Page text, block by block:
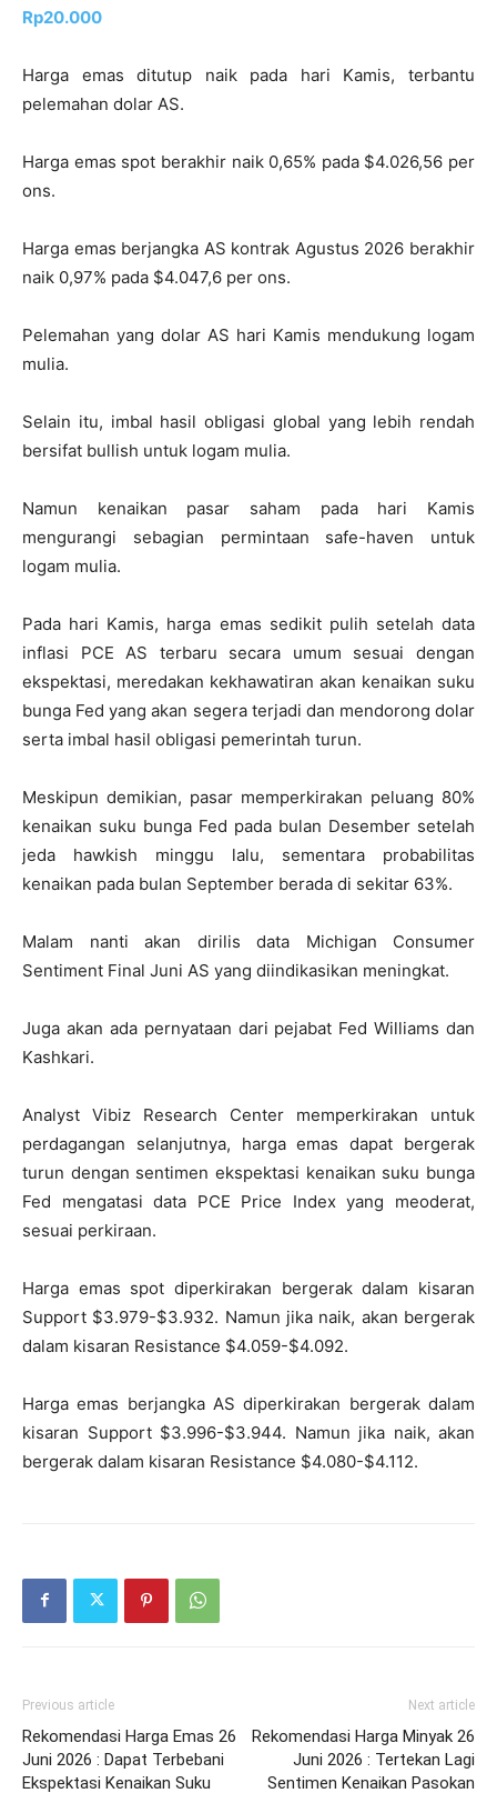
Rp20.000
Harga emas ditutup naik pada hari Kamis, terbantu
pelemahan dolar AS.
Harga emas spot berakhir naik 0,65% pada $4.026,56 per
ons.
Harga emas berjangka AS kontrak Agustus 2026 berakhir
naik 0,97% pada $4.047,6 per ons.
Pelemahan yang dolar AS hari Kamis mendukung logam
mulia.
Selain itu, imbal hasil obligasi global yang lebih rendah
bersifat bullish untuk logam mulia.
Namun kenaikan pasar saham pada hari Kamis
mengurangi sebagian permintaan safe-haven untuk
logam mulia.
Pada hari Kamis, harga emas sedikit pulih setelah data
inflasi PCE AS terbaru secara umum sesuai dengan
ekspektasi, meredakan kekhawatiran akan kenaikan suku
bunga Fed yang akan segera terjadi dan mendorong dolar
serta imbal hasil obligasi pemerintah turun.
Meskipun demikian, pasar memperkirakan peluang 80%
kenaikan suku bunga Fed pada bulan Desember setelah
jeda hawkish minggu lalu, sementara probabilitas
kenaikan pada bulan September berada di sekitar 63%.
Malam nanti akan dirilis data Michigan Consumer
Sentiment Final Juni AS yang diindikasikan meningkat.
Juga akan ada pernyataan dari pejabat Fed Williams dan
Kashkari.
Analyst Vibiz Research Center memperkirakan untuk
perdagangan selanjutnya, harga emas dapat bergerak
turun dengan sentimen ekspektasi kenaikan suku bunga
Fed mengatasi data PCE Price Index yang meoderat,
sesuai perkiraan.
Harga emas spot diperkirakan bergerak dalam kisaran
Support $3.979-$3.932. Namun jika naik, akan bergerak
dalam kisaran Resistance $4.059-$4.092.
Harga emas berjangka AS diperkirakan bergerak dalam
kisaran Support $3.996-$3.944. Namun jika naik, akan
bergerak dalam kisaran Resistance $4.080-$4.112.
Previous article
Rekomendasi Harga Emas 26
Juni 2026 : Dapat Terbebani
Ekspektasi Kenaikan Suku
Next article
Rekomendasi Harga Minyak 26
Juni 2026 : Tertekan Lagi
Sentimen Kenaikan Pasokan